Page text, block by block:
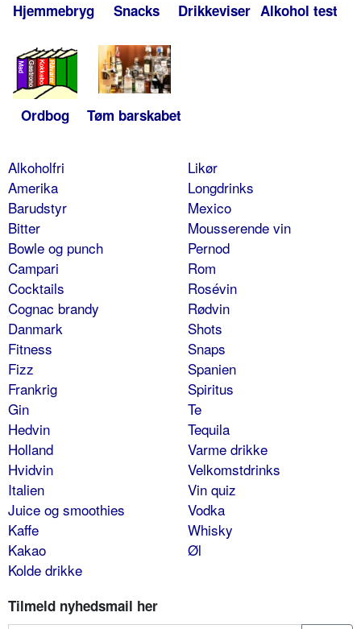
Hjemmebryg Snacks Drikkeviser Alkohol test
Ordbog Tøm barskabet
Alkoholfri
Amerika
Barudstyr
Bitter
Bowle og punch
Campari
Cocktails
Cognac brandy
Danmark
Fitness
Fizz
Frankrig
Gin
Hedvin
Holland
Hvidvin
Italien
Juice og smoothies
Kaffe
Kakao
Kolde drikke
Likør
Longdrinks
Mexico
Mousserende vin
Pernod
Rom
Rosévin
Rødvin
Shots
Snaps
Spanien
Spiritus
Te
Tequila
Varme drikke
Velkomstdrinks
Vin quiz
Vodka
Whisky
Øl
Tilmeld nyhedsmail her